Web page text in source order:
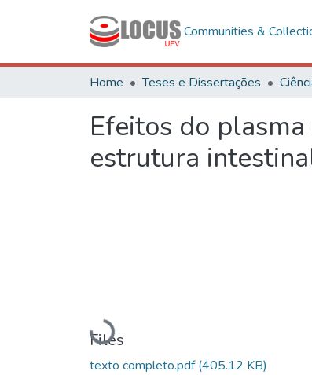
Communities &
Home Teses e Dissertações
Efeitos do
estrutura
Loading...
Files
texto completo.pdf(405.12 KB)